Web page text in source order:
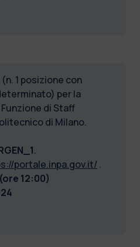
(n. 1 posizione con
per la
di Staff
di Milano.
.
portale.inpa.gov.it/ .
12:00)